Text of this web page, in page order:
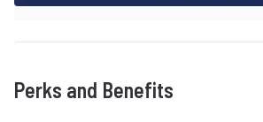
Perks and Benefits